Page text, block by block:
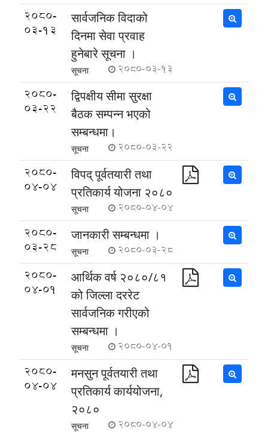
2080-
03-13
सार्वजनिक विदाको
दिनमा सेवा प्रवाह
हुनेबारे सूचना ।
सूचना 2080-03-13
2080-
03-22
द्विपक्षीय सीमा सुरक्षा
बैठक सम्पन्न भएको
सम्बन्धमा।
सूचना 2080-03-22
2080-
04-04
विपद् पूर्वतयारी तथा
प्रतिकार्य योजना २०८०
सूचना 2080-04-04
2080-
03-28
जानकारी सम्बन्धमा ।
सूचना 2080-03-28
2080-
04-01
आर्थिक वर्ष २०८०/८१
को जिल्ला दररेट
सार्वजनिक गरीएको
सम्बन्धमा ।
सूचना 2080-04-01
2080-
04-04
मनसुन पूर्वतयारी तथा
प्रतिकार्य कार्ययोजना,
२०८०
सूचना 2080-04-04